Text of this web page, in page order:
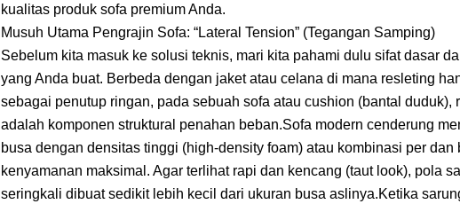
kualitas produk sofa premium Anda.
Musuh Utama Pengrajin Sofa: “Lateral Tension” (Tegangan Samping)
Sebelum kita masuk ke solusi teknis, mari kita pahami dulu sifat dasar
yang Anda buat. Berbeda dengan jaket atau celana di mana resleting
sebagai penutup ringan, pada sebuah sofa atau cushion (bantal duduk),
adalah komponen struktural penahan beban.Sofa modern cenderung
busa dengan densitas tinggi (high-density foam) atau kombinasi per dan
kenyamanan maksimal. Agar terlihat rapi dan kencang (taut look), pola
seringkali dibuat sedikit lebih kecil dari ukuran busa aslinya.Ketika